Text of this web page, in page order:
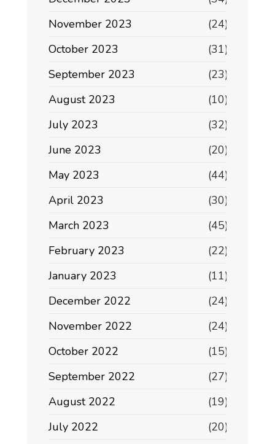
November 2023
(24)
October 2023
(31)
September 2023
(23)
August 2023
(10)
July 2023
(32)
June 2023
(20)
May 2023
(44)
April 2023
(30)
March 2023
(45)
February 2023
(22)
January 2023
(11)
December 2022
(24)
November 2022
(24)
October 2022
(15)
September 2022
(27)
August 2022
(19)
July 2022
(20)